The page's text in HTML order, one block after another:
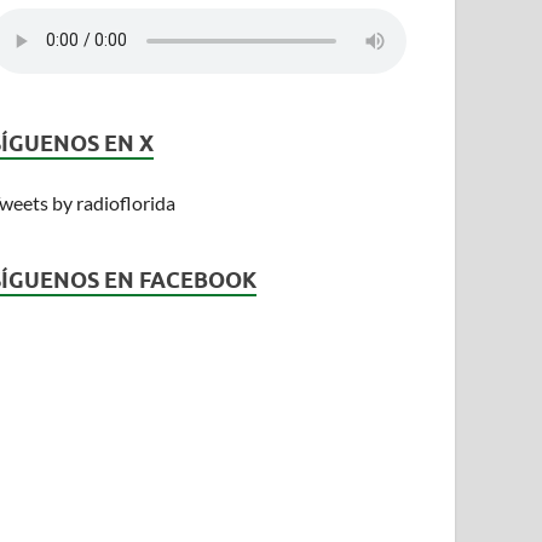
EN X
by radioflorida
EN FACEBOOK